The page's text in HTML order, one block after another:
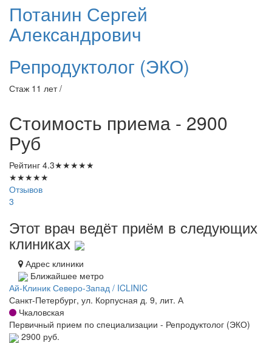
Потанин Сергей
Александрович
Репродуктолог (ЭКО)
Стаж 11 лет /
Стоимость приема - 2900
Руб
Рейтинг 4.3★★★★★
★★★★★
Отзывов
3
Этот врач ведёт приём в следующих
клиниках
Адрес клиники
Ближайшее метро
Ай-Клиник Северо-Запад / ICLINIC
Санкт-Петербург, ул. Корпусная д. 9, лит. А
Чкаловская
Первичный прием по специализации - Репродуктолог (ЭКО)
2900 руб.